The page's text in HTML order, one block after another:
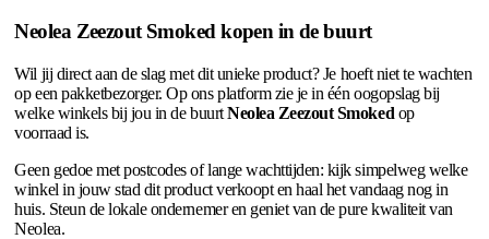
Neolea Zeezout Smoked kopen in de buurt
Wil jij direct aan de slag met dit unieke product? Je hoeft niet te wachten
op een pakketbezorger. Op ons platform zie je in één oogopslag bij
welke winkels bij jou in de buurtNeolea Zeezout Smoked op
voorraad is.
Geen gedoe met postcodes of lange wachttijden: kijk simpelweg welke
winkel in jouw stad dit product verkoopt en haal het vandaag nog in
huis. Steun de lokale ondernemer en geniet van de pure kwaliteit van
Neolea.